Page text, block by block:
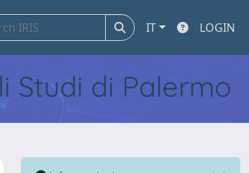
IT LOGIN
Studi di Palermo